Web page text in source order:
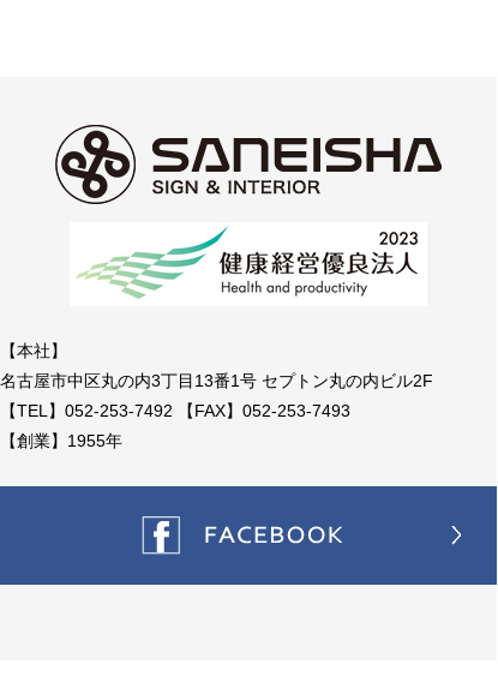
【本社】
名古屋市中区丸の内3丁目13番1号 セプトン丸の内ビル2F
【TEL】052-253-7492 【FAX】052-253-7493
【創業】1955年